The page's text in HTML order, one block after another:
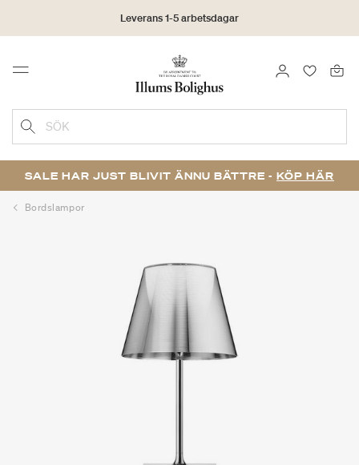
Leverans 1-5 arbetsdagar
Click & Collect | Beställ online - hämta i butiken
30 dagars returrätt
Menu LOGGA IN
SÖK
SALE HAR JUST BLIVIT ÄNNU BÄTTRE - KÖP HÄR
Bordslampor